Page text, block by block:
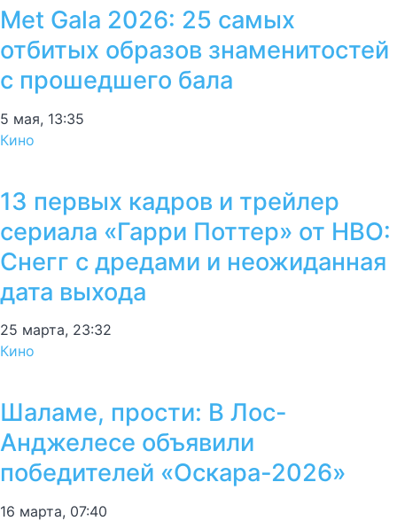
Met Gala 2026: 25 самых
отбитых образов знаменитостей
с прошедшего бала
5 мая, 13:35
Кино
13 первых кадров и трейлер
сериала «Гарри Поттер» от HBO:
Снегг с дредами и неожиданная
дата выхода
25 марта, 23:32
Кино
Шаламе, прости: В Лос-
Анджелесе объявили
победителей «Оскара-2026»
16 марта, 07:40